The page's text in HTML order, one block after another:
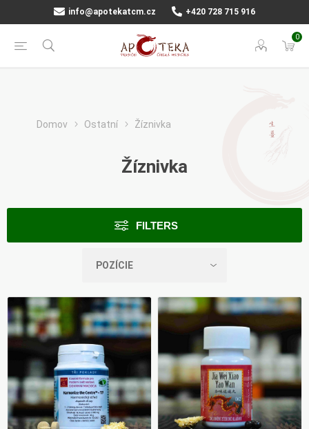
info@apotekatcm.cz +420 728 715 916
0
Domov Ostatní Žíznivka
Žíznivka
FILTERS